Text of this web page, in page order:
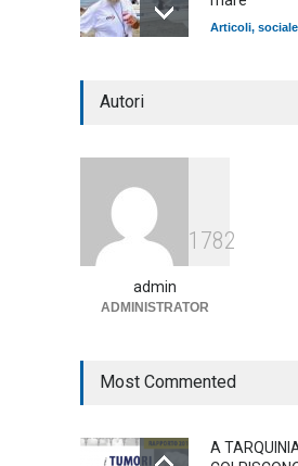
Articoli, sociale
arrivano i
Autori
1782
admin
ADMINISTRATOR
Most Commented
A